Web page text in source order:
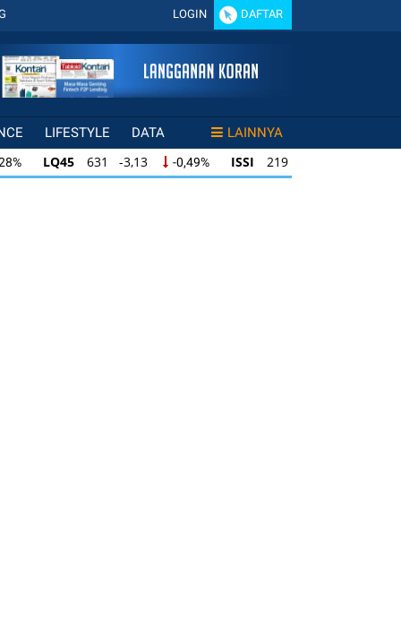
LOGIN DAFTAR
LIFESTYLE DATA LAINNYA
LQ45 631 -3,13 -0,49% ISSI 219 -0,63
LQ45 631 -3,13 -0,49% ISSI 219 -0,63